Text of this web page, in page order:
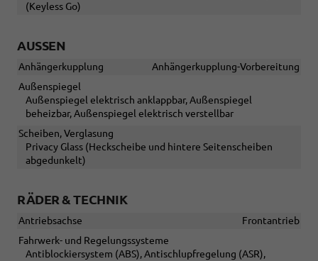
(Keyless Go)
AUSSEN
Anhängerkupplung
Anhängerkupplung-Vorbereitung
Außenspiegel
Außenspiegel elektrisch anklappbar, Außenspiegel
beheizbar, Außenspiegel elektrisch verstellbar
Scheiben, Verglasung
Privacy Glass (Heckscheibe und hintere Seitenscheiben
abgedunkelt)
RÄDER & TECHNIK
Antriebsachse
Frontantrieb
Fahrwerk- und Regelungssysteme
Antiblockiersystem (ABS), Antischlupfregelung (ASR),